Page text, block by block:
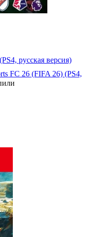
русская версия)
FC 26 (FIFA 26) (PS4,